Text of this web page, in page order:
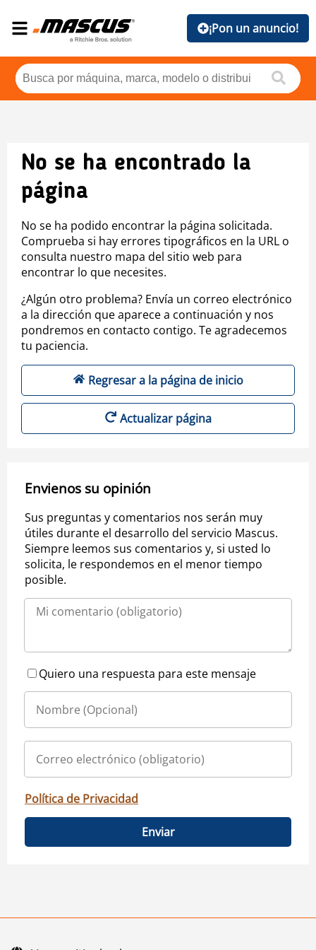
¡Pon un anuncio!
No se ha encontrado la
página
No se ha podido encontrar la página solicitada.
Comprueba si hay errores tipográficos en la URL o
consulta nuestro mapa del sitio web para
encontrar lo que necesites.
¿Algún otro problema? Envía un correo electrónico
a la dirección que aparece a continuación y nos
pondremos en contacto contigo. Te agradecemos
tu paciencia.
Regresar a la página de inicio
Actualizar página
Envienos su opinión
Sus preguntas y comentarios nos serán muy
útiles durante el desarrollo del servicio Mascus.
Siempre leemos sus comentarios y, si usted lo
solicita, le respondemos en el menor tiempo
posible.
Quiero una respuesta para este mensaje
Política de Privacidad
Enviar